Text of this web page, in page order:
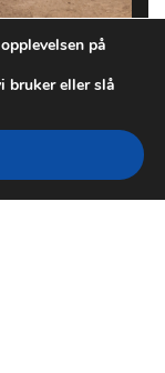
på
bruker eller slå